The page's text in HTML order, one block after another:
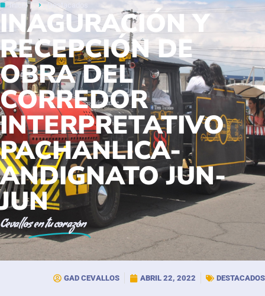
Inicio Destacados
INAGURACIÓN Y
RECEPCIÓN DE
OBRA DEL
CORREDOR
INTERPRETATIVO
PACHANLICA-
ANDIGNATO JUN-
JUN
Cevallosen tu corazón
GAD CEVALLOS ABRIL 22, 2022 DESTACADOS